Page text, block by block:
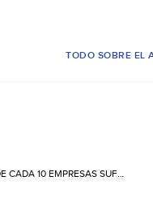
TODO SOBRE EL
MÉXICO-4 DE CADA 10 EMPRESAS SUFREN IMPACTO ECONÓMICO ANTE EL DESABASTO DE AGUA (DINERO EN IMAGEN)